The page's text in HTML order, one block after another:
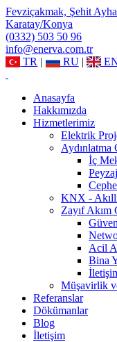
Fevziçakmak, Şehit
Karatay/Konya
(0332) 503 50 96
info@enerva.com.tr
TR | RU |
Anasayfa
Hakkımızda
Hizmetlerimiz
Elektrik
Aydınlatma
İç
KNX -
Zayıf Akım
Acil
Bina
Müşavirlik
Referanslar
Dökümanlar
Blog
İletişim